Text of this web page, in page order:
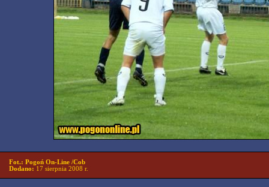
Fot.: Pogoń On-Line /Cob
Dodano: 17 sierpnia 2008 r.